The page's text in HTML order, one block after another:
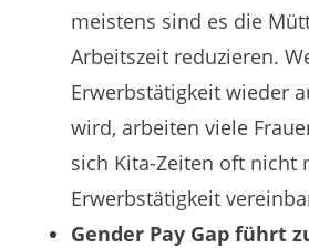
meistens sind es die
Arbeitszeit reduzieren.
Erwerbstätigkeit wieder
wird, arbeiten viele
sich Kita-Zeiten oft nicht
Erwerbstätigkeit
Gender Pay Gap führt